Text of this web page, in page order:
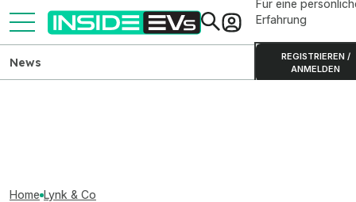
Für eine
Erfahrung
REGISTRIEREN /
ANMELDEN
News
Home Lynk & Co